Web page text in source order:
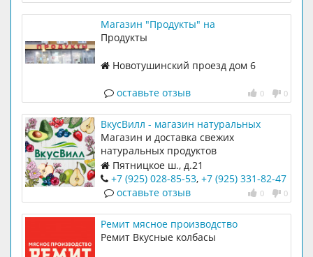
Магазин "Продукты" на
Новотушинском проезде, 6/1
Продукты
Новотушинский проезд дом 6
0 0
оставьте отзыв
ВкусВилл - магазин натуральных
продуктов на Пятницком шоссе, 21
Магазин и доставка свежих
натуральных продуктов
Пятницкое ш., д.21
+7 (925) 028-85-53, +7 (925) 331-82-47
0 0
оставьте отзыв
Ремит мясное производство
Ремит Вкусные колбасы